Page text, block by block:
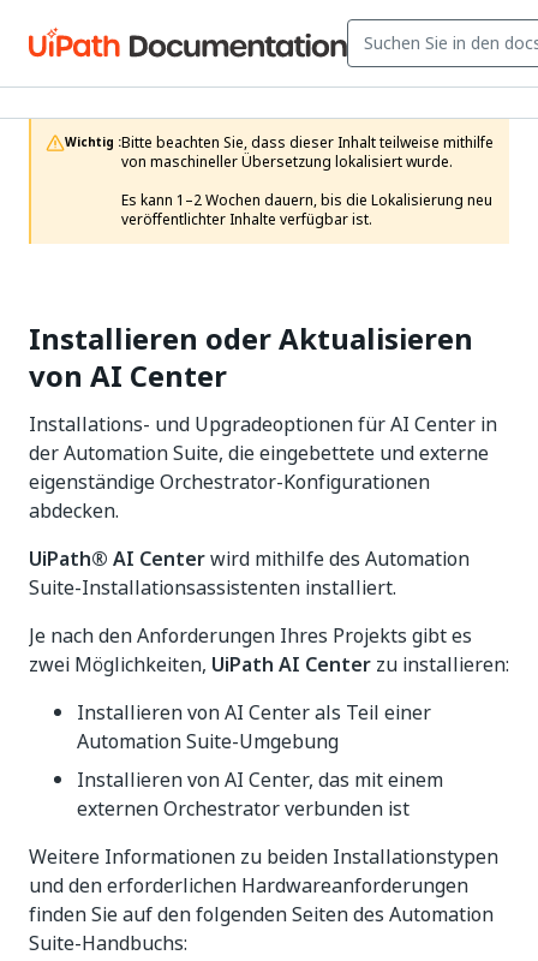
Wichtig :Bitte beachten Sie, dass dieser Inhalt teilweise mithilfe
von maschineller Übersetzung lokalisiert wurde.
Es kann 1–2 Wochen dauern, bis die Lokalisierung neu
veröffentlichter Inhalte verfügbar ist.
Installieren oder Aktualisieren
von AI Center
Installations- und Upgradeoptionen für AI Center in
der Automation Suite, die eingebettete und externe
eigenständige Orchestrator-Konfigurationen
abdecken.
UiPath® AI Centerwird mithilfe des Automation
Suite-Installationsassistenten installiert.
Je nach den Anforderungen Ihres Projekts gibt es
zwei Möglichkeiten, UiPath AI Center zu installieren:
Installieren von AI Center als Teil einer
Automation Suite-Umgebung
Installieren von AI Center, das mit einem
externen Orchestrator verbunden ist
Weitere Informationen zu beiden Installationstypen
und den erforderlichen Hardwareanforderungen
finden Sie auf den folgenden Seiten des Automation
Suite-Handbuchs: